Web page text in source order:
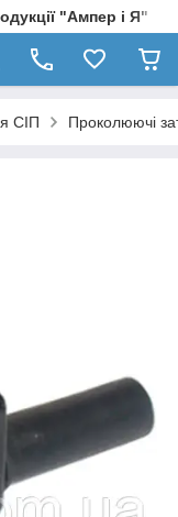
"Ампер і Я"
СІП Проколюючі